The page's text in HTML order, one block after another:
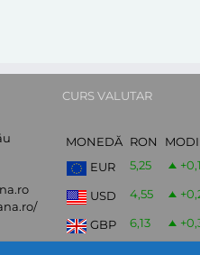
CURS VALUTAR
MONEDĂ RON
EUR
5,25
USD 4,55
GBP 6,13